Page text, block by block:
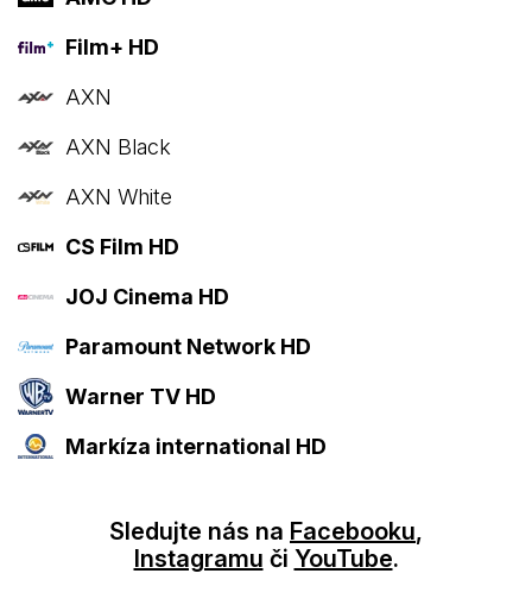
Film+ HD
AXN
AXN Black
AXN White
CS Film HD
JOJ Cinema HD
Paramount Network HD
Warner TV HD
Markíza international HD
Sledujte nás na Facebooku,
Instagramu či YouTube.